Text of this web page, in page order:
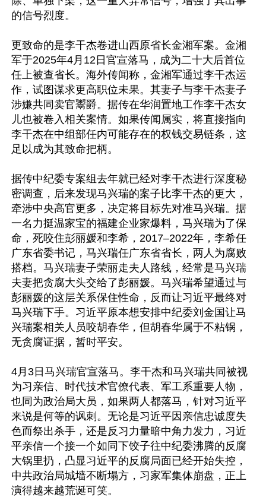
的信号烈度。
更致命的是李干杰卷进山西原省长金湘军案。金湘
军于2025年4月12日官宣落马，成为二十大后首位
任上被查省长。海外传闻称，金湘军通过李干杰运
作，试图谋求更高职位未果。其妻子与李干杰妻子
涉嫌共同卖官鬻爵。据传在华润置地工作李干杰女
儿也被卷入相关案情。如果传闻属实，将直接指向
李干杰在中组部任内可能存在的权钱交易链条，这
足以成为其致命把柄。
据传中纪委专案组去年就已经对李干杰进行深度秘
密调查，后来发现马兴瑞的案子比李干杰的更大，
牵涉中央高官更多，决定将目标先对准马兴瑞。据
一名力挺温家宝的福建企业家爆料，马兴瑞为了保
命，死咬住彭丽媛和李希，2017–2022年，李希任
广东省委书记，马兴瑞任广东省省长，两人为腐败
搭档。马兴瑞妻子荣丽走夫人路线，经常是马兴瑞
夫妻把贪腐大头交给了彭丽媛。马兴瑞希望通过与
彭丽媛的这层关系保住性命，反而让习近平最终对
马兴瑞下手。习近平原本想安排中纪委刘金国让马
兴瑞案相关人员咬胡春华，但胡春华属于不粘锅，
无贪腐证据，暂时平安。
4月3日马兴瑞官宣落马。李干杰和马兴瑞共同被视
为习亲信、时代技术官僚代表、军工系重要人物，
也同为政治局大员，如果两人都落马，针对习近平
来说是何等的讽刺。无论是习近平因亲信忠诚度失
色而祭出杀手，还是反习力量暗中角力发力，习近
平亲信一个接一个如同下饺子往中纪委沸腾的反腐
大锅里扔，凸显习近平的反腐局面已经开始失控，
中共政治局城墙不断塌方，习家军集体崩盘，正上
演得越来越荒诞可笑。